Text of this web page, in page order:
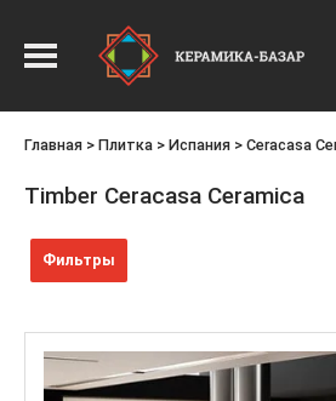
Главная > Плитка > Испания > Ceracasa
Timber Ceracasa Ceramica
Фильтры